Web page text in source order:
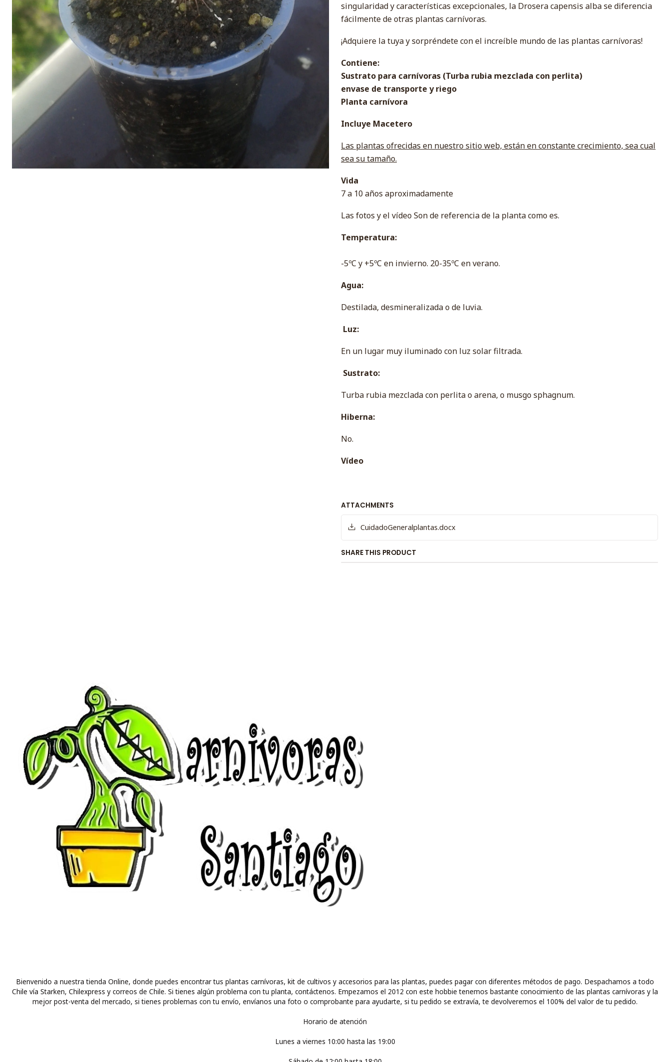
singularidad y características excepcionales, la Drosera capensis alba se diferencia
fácilmente de otras plantas carnívoras.
¡Adquiere la tuya y sorpréndete con el increíble mundo de las plantas carnívoras!
Contiene:
Sustrato para carnívoras (Turba rubia mezclada con perlita)
envase de transporte y riego
Planta carnívora
Incluye Macetero
Las plantas ofrecidas en nuestro sitio web, están en constante crecimiento, sea cual
sea su tamaño.
Vida
7 a 10 años aproximadamente
Las fotos y el vídeo Son de referencia de la planta como es.
Temperatura:
-5ºC y +5ºC en invierno. 20-35ºC en verano.
Agua:
Destilada, desmineralizada o de luvia.
Luz:
En un lugar muy iluminado con luz solar filtrada.
Sustrato:
Turba rubia mezclada con perlita o arena, o musgo sphagnum.
Hiberna:
No.
Vídeo
ATTACHMENTS
CuidadoGeneralplantas.docx
SHARE THIS PRODUCT
Bienvenido a nuestra tienda Online, donde puedes encontrar tus plantas carnívoras, kit de cultivos y accesorios para las plantas, puedes pagar con diferentes métodos de pago. Despachamos a todo
Chile vía Starken, Chilexpress y correos de Chile. Si tienes algún problema con tu planta, contáctenos. Empezamos el 2012 con este hobbie tenemos bastante conocimiento de las plantas carnívoras y la
mejor post-venta del mercado, si tienes problemas con tu envío, envíanos una foto o comprobante para ayudarte, si tu pedido se extravía, te devolveremos el 100% del valor de tu pedido.
Horario de atención
Lunes a viernes 10:00 hasta las 19:00